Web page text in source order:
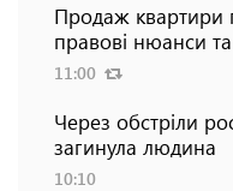
Продаж квартири
правові нюанси
11:00
Через обстріли
загинула людина
10:10